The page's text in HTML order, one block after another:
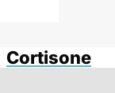
Cortisone